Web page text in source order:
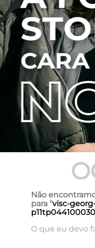
Não
para "visc-
p11tp044100030
O que eu devo